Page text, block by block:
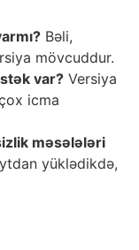
Bəli,
mövcuddur.
var? Versiya
icma
məsələləri
yüklədikdə,